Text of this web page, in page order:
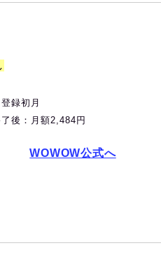
録初月
後：月額2,484円
WOWOW公式へ